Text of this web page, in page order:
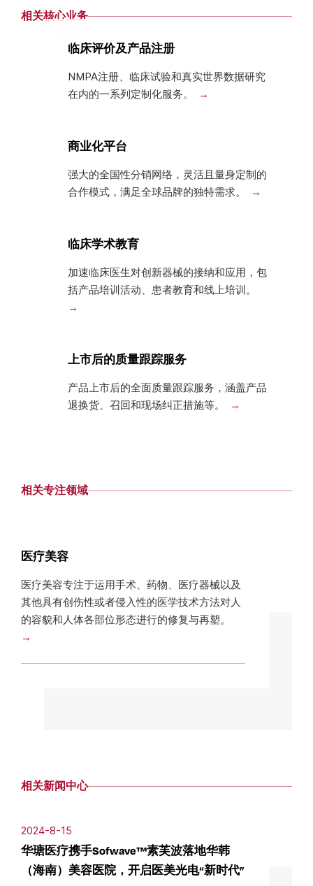
相关核心业务
临床评价及产品注册
NMPA注册、临床试验和真实世界数据研究
在内的一系列定制化服务。
商业化平台
强大的全国性分销网络，灵活且量身定制的
合作模式，满足全球品牌的独特需求。
临床学术教育
加速临床医生对创新器械的接纳和应用，包
括产品培训活动、患者教育和线上培训。
上市后的质量跟踪服务
产品上市后的全面质量跟踪服务，涵盖产品
退换货、召回和现场纠正措施等。
相关专注领域
医疗美容
医疗美容专注于运用手术、药物、医疗器械以及
其他具有创伤性或者侵入性的医学技术方法对人
的容貌和人体各部位形态进行的修复与再塑。
相关新闻中心
2024-8-15
华瑭医疗携手Sofwave™素芙波落地华韩
（海南）美容医院，开启医美光电“新时代”